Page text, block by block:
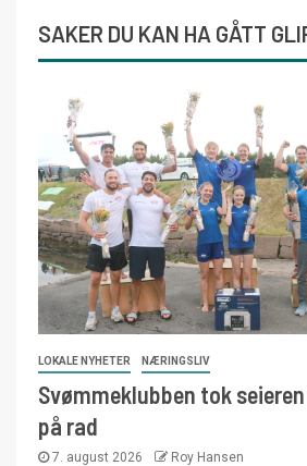
SAKER DU KAN HA GÅTT
LOKALE NYHETER NÆRINGSLIV
Svømmeklubben tok
på rad
7. august 2026 Roy Hansen